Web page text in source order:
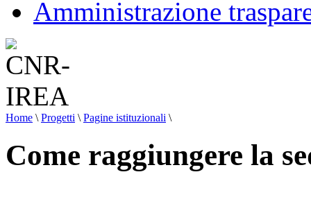
Amministrazione
Home \ Progetti \ Pagine istituzionali \
Come raggiungere la